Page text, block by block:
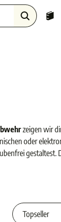
zeigen wir
oder
gestaltest.